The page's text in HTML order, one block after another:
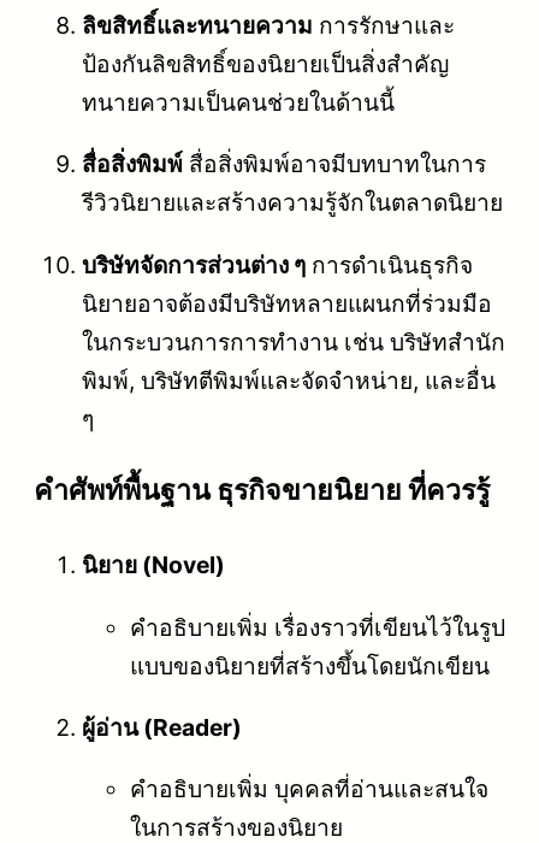
ลิขสิทธิ์และทนายความ การรักษาและ
ป้องกันลิขสิทธิ์ของนิยายเป็นสิ่งสำคัญ
ทนายความเป็นคนช่วยในด้านนี้
สื่อสิ่งพิมพ์ สื่อสิ่งพิมพ์อาจมีบทบาทในการ
รีวิวนิยายและสร้างความรู้จักในตลาดนิยาย
บริษัทจัดการส่วนต่าง ๆ การดำเนินธุรกิจ
นิยายอาจต้องมีบริษัทหลายแผนกที่ร่วมมือ
ในกระบวนการการทำงาน เช่น บริษัทสำนัก
พิมพ์, บริษัทตีพิมพ์และจัดจำหน่าย, และอื่น
ๆ
คําศัพท์พื้นฐาน ธุรกิจขายนิยาย ที่ควรรู้
นิยาย (Novel)
คำอธิบายเพิ่ม เรื่องราวที่เขียนไว้ในรูป
แบบของนิยายที่สร้างขึ้นโดยนักเขียน
ผู้อ่าน (Reader)
คำอธิบายเพิ่ม บุคคลที่อ่านและสนใจ
ในการสร้างของนิยาย